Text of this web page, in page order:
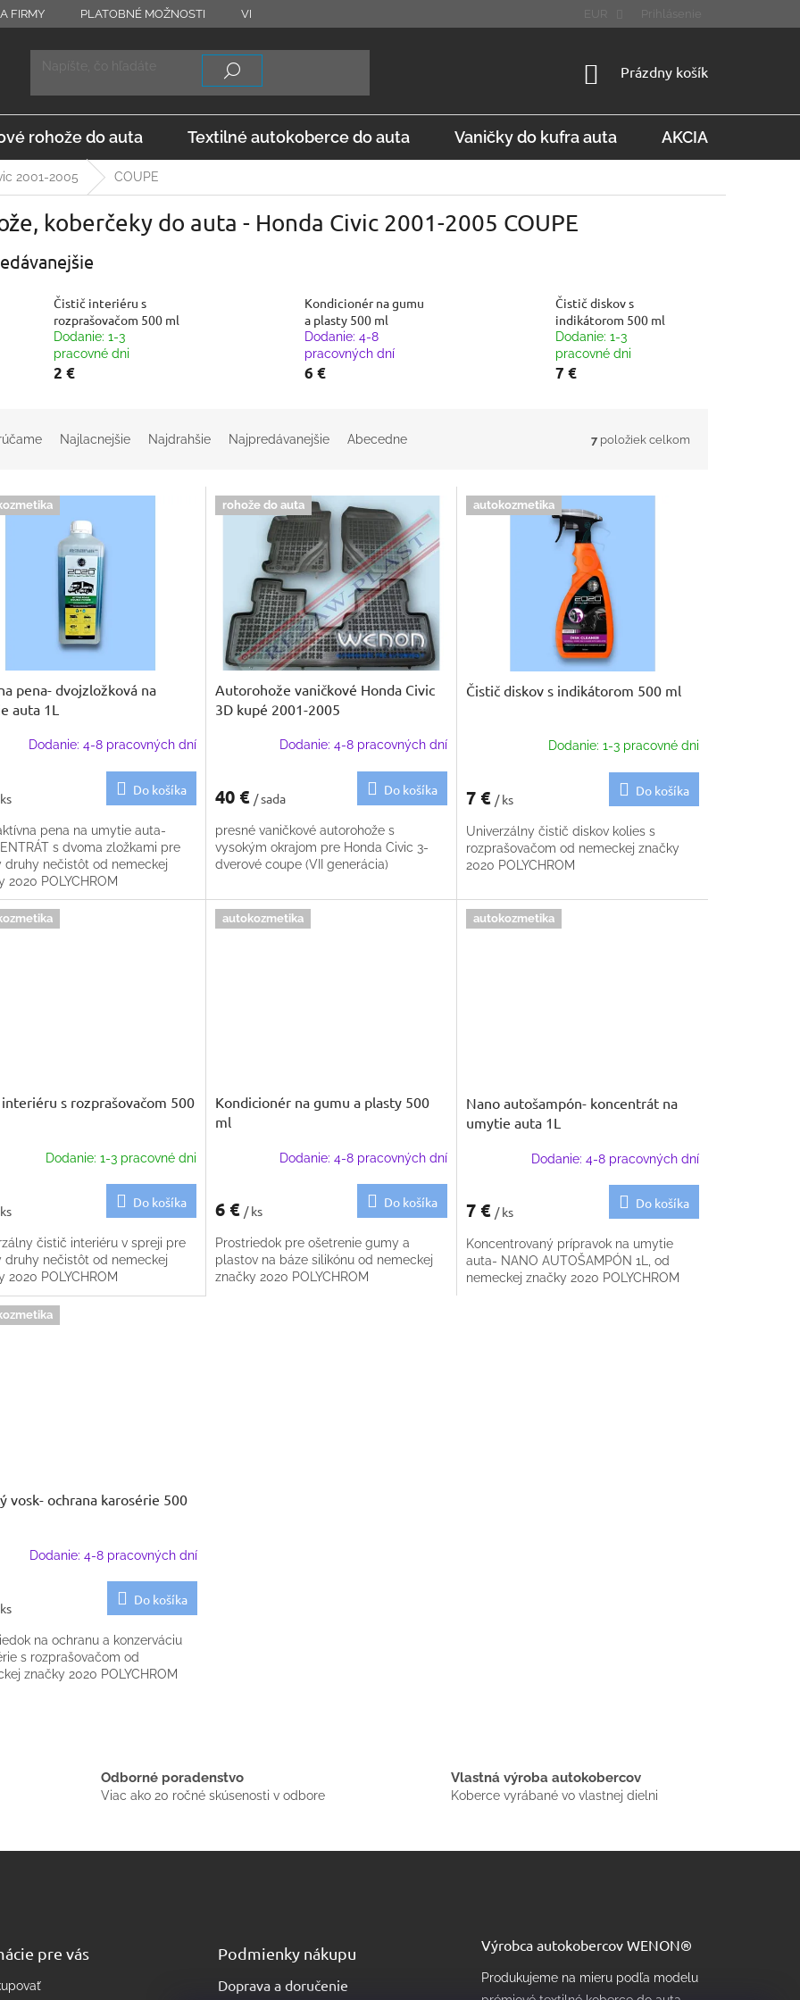
FIRMY PLATOBNÉ MOŽNOSTI VRÁTENIE TOVARU Prihlásenie
NÁKUPNÝ
Prázdny košík
rohože do auta Textilné autokoberce do auta Vaničky do kufra auta AKCIA
2001-2005 COUPE
koberčeky do auta - Honda Civic 2001-2005 COUPE
Čistič interiéru s
rozprašovačom 500 ml
Dodanie: 1-3
pracovné dni
2 €
Kondicionér na gumu
a plasty 500 ml
Dodanie: 4-8
pracovných dní
6 €
Čistič diskov s
indikátorom 500 ml
Dodanie: 1-3
pracovné dni
7 €
Najlacnejšie Najdrahšie Najpredávanejšie Abecedne 7 položiek celkom
pena- dvojzložková na
auta 1L
Dodanie: 4-8 pracovných dní
Do košíka
pena na umytie auta-
s dvoma zložkami pre
druhy nečistôt od nemeckej
2020 POLYCHROM
rohože do auta
Autorohože vaničkové Honda Civic
3D kupé 2001-2005
Dodanie: 4-8 pracovných dní
40 € / sada
Do košíka
presné vaničkové autorohože s
vysokým okrajom pre Honda Civic 3-
dverové coupe (VII generácia)
autokozmetika
Čistič diskov s indikátorom 500 ml
Dodanie: 1-3 pracovné dni
7 € / ks
Do košíka
Univerzálny čistič diskov kolies s
rozprašovačom od nemeckej značky
2020 POLYCHROM
interiéru s rozprašovačom 500
Dodanie: 1-3 pracovné dni
Do košíka
čistič interiéru v spreji pre
druhy nečistôt od nemeckej
2020 POLYCHROM
autokozmetika
Kondicionér na gumu a plasty 500
ml
Dodanie: 4-8 pracovných dní
6 € / ks
Do košíka
Prostriedok pre ošetrenie gumy a
plastov na báze silikónu od nemeckej
značky 2020 POLYCHROM
autokozmetika
Nano autošampón- koncentrát na
umytie auta 1L
Dodanie: 4-8 pracovných dní
7 € / ks
Do košíka
Koncentrovaný prípravok na umytie
auta- NANO AUTOŠAMPÓN 1L, od
nemeckej značky 2020 POLYCHROM
vosk- ochrana karosérie 500
Dodanie: 4-8 pracovných dní
Do košíka
na ochranu a konzerváciu
s rozprašovačom od
značky 2020 POLYCHROM
e
v
p
Odborné poradenstvo
Viac ako 20 ročné skúsenosti v odbore
Vlastná výroba autokobercov
Koberce vyrábané vo vlastnej dielni
pre vás Podmienky nákupu
Doprava a doručenie
Výrobca autokobercov WENON®
Produkujeme na mieru podľa modelu